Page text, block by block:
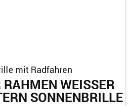
mit Radfahren
WEISSER R
SONNENBRILLE